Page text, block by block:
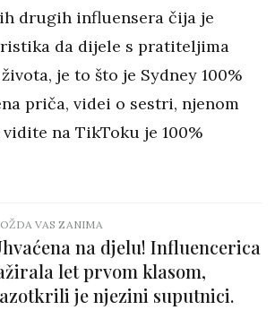
drugih influensera čija je
da dijele s pratiteljima
je to što je Sydney 100%
priča, videi o sestri, njenom
na TikToku je 100%
VAS ZANIMA
na djelu! Influencerica
let prvom klasom,
je njezini suputnici.